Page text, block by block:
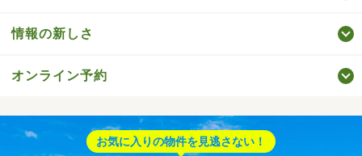
情報の新しさ
オンライン予約
お気に入りの物件を見逃さない！